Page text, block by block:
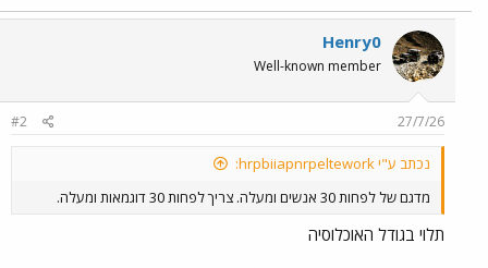
Henry0
Well-known member
27/7/26
#2
נכתב ע"י hrpbiiapnrpeltework:
מדגם של לפחות 30 אנשים ומעלה. צריך לפחות 30 דוגמאות ומעלה.
תלוי בגודל האוכלוסיה